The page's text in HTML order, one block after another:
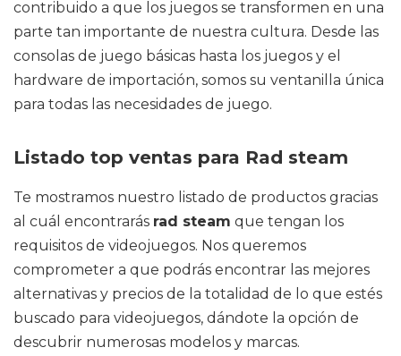
contribuido a que los juegos se transformen en una
parte tan importante de nuestra cultura. Desde las
consolas de juego básicas hasta los juegos y el
hardware de importación, somos su ventanilla única
para todas las necesidades de juego.
Listado top ventas para Rad steam
Te mostramos nuestro listado de productos gracias
al cuál encontrarás rad steam que tengan los
requisitos de videojuegos. Nos queremos
comprometer a que podrás encontrar las mejores
alternativas y precios de la totalidad de lo que estés
buscado para videojuegos, dándote la opción de
descubrir numerosas modelos y marcas.